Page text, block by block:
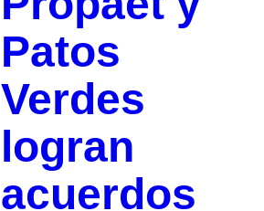
Patos
Verdes
logran
acuerdos